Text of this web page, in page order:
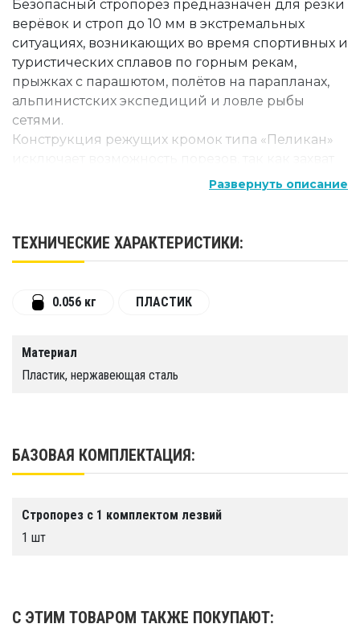
Безопасный стропорез предназначен для резки
верёвок и строп до 10 мм в экстремальных
ситуациях, возникающих во время спортивных и
туристических сплавов по горным рекам,
прыжках с парашютом, полётов на парапланах,
альпинистских экспедиций и ловле рыбы
сетями.
Конструкция режущих кромок типа «Пеликан»
верёвки и ориентация лезвий происходит
везде, где используются верёвки, шнуры и
комплектоваться запасными лезвиями.
Развернуть описание
ТЕХНИЧЕСКИЕ ХАРАКТЕРИСТИКИ:
0.056 кг ПЛАСТИК
Материал
Пластик, нержавеющая сталь
БАЗОВАЯ КОМПЛЕКТАЦИЯ:
Стропорез с 1 комплектом лезвий
1 шт
С ЭТИМ ТОВАРОМ ТАКЖЕ ПОКУПАЮТ: